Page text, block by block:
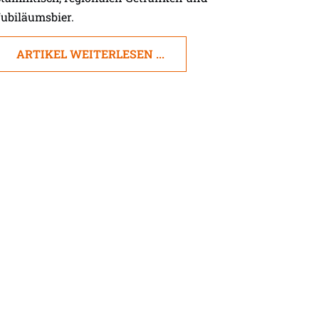
ARTIKEL WEITERLESEN ...